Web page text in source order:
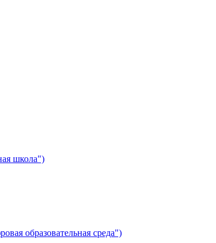
школа")
образовательная среда")